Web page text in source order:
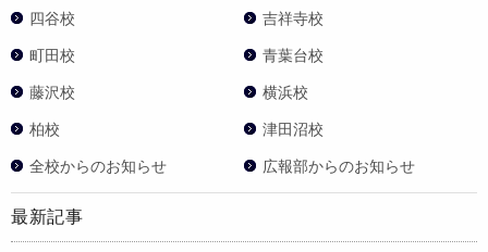
四谷校 吉祥寺校
町田校 青葉台校
藤沢校 横浜校
柏校 津田沼校
全校からのお知らせ 広報部からのお知らせ
最新記事